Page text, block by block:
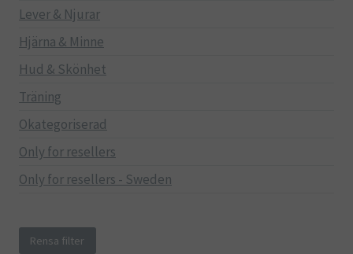
Lever & Njurar
Hjärna & Minne
Hud & Skönhet
Träning
Okategoriserad
Only for resellers
Only for resellers - Sweden
Rensa filter